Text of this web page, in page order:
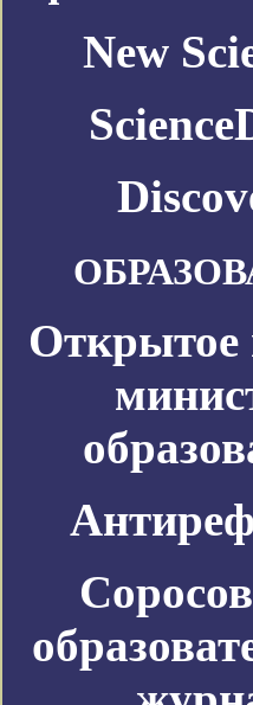
New
Открытое